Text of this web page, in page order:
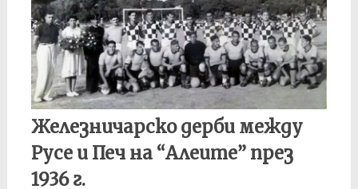
Железничарско дерби между
Русе и Печ на “Алеите” през
1936 г.